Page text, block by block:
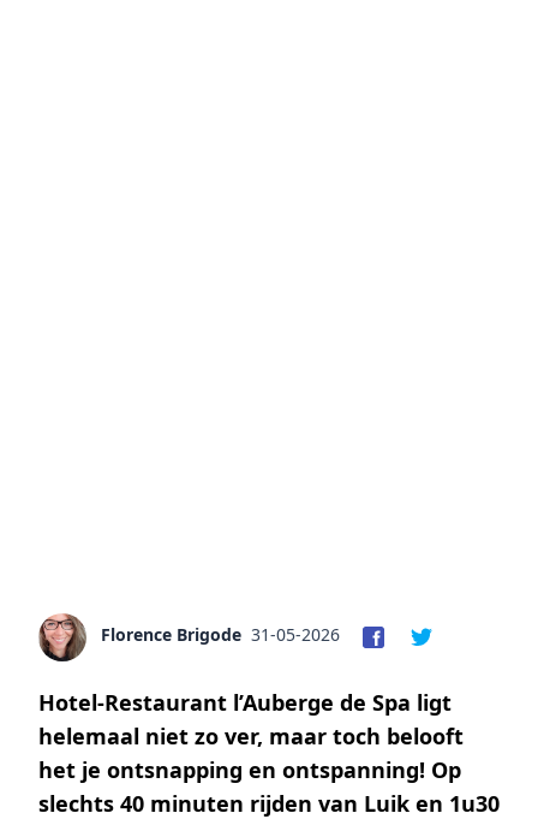
Florence Brigode 31-05-2026
Hotel-Restaurant l’Auberge de Spa ligt
helemaal niet zo ver, maar toch belooft
het je ontsnapping en ontspanning! Op
slechts 40 minuten rijden van Luik en 1u30